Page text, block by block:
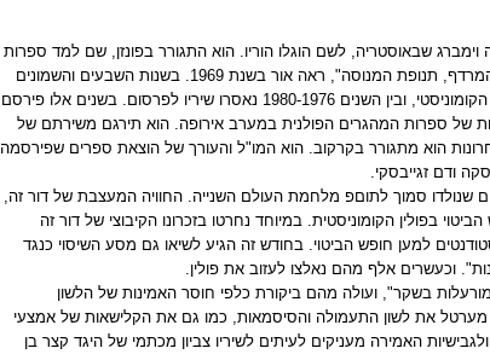
במחנה לעבודות כפיה וימברג שבאוסטריה, לשם הוגלו הוריו. הוא התגורר בפונזן, שם למד ספרות
פולנית ועסק בפעילות ספרותית. ספר בכוריו, "תנופת המרדף, תנופת המנוסה", ראה אור בשנת 1969. בשנות השבעים והשמונים
של המאה הקודמת נמנה קריניצקי עם מתנגדי המשטר הקומוניסטי, ובין השנים 1980-1976 נאסרו שיריו לפרסום. בשנים אלו פירסם
של ספרות המהגרים הפולנית במערב אירופה. הוא תירגם משירתם של
הוא מתגורר בקרקוב. הוא המו"ל והעורך של הוצאת ספרים שפירסמה
ודם זגייבסקי.
שנולדו סמוך לתוםפ מלחמת העולם השנייה. החוויה המעצבת של דור זה,
חופש הביטוי בפולין הקומוניסטית. במיוחד נחרטו בזכרונו הקיבוצי של דור זה
של סטודנטים למען חופש הביטוי. בחודש זה הגיע לשיאו גם מסע השיסוי כנגד
וכעשרים אלף מהם נאלצו לעזוב את פולין.
בשקר", ועולה מהם ביקורת כלפי חוסר האמינות של הלשון
את לשון התעמולה והסיסמאות, כמו גם את הקלישאות של אמצעי
האמירה מעניקים לעיתים לשיריו צביון מכתמי של היגד קצר בן